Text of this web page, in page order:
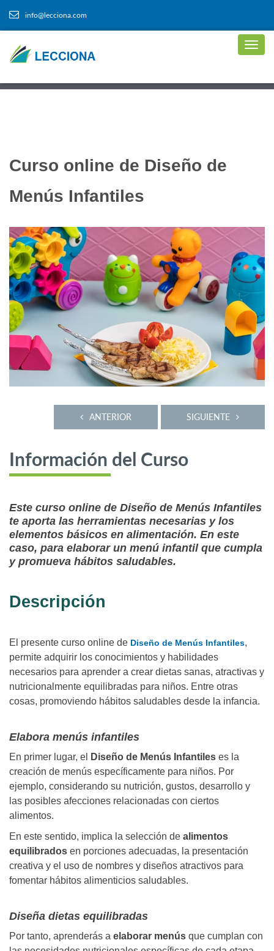
info@lecciona.com
Curso online de Diseño de
Menús Infantiles
SIGUIENTE
ANTERIOR
Información del Curso
Este curso online de Diseño de Menús Infantiles
te aporta las herramientas necesarias y los
elementos básicos en alimentación. En este
caso, para elaborar un menú infantil que cumpla
y promueva hábitos saludables.
Descripción
El presente curso online de Diseño de Menús Infantiles,
permite adquirir los conocimientos y habilidades
necesarios para aprender a crear dietas sanas, atractivas y
nutricionalmente equilibradas para niños. Entre otras
cosas, promoviendo hábitos saludables desde la infancia.
Elabora menús infantiles
En primer lugar, el Diseño de Menús Infantiles es la
creación de menús específicamente para niños. Por
ejemplo, considerando su nutrición, gustos, desarrollo y
las posibles afecciones relacionadas con ciertos
alimentos.
En este sentido, implica la selección de alimentos
equilibrados en porciones adecuadas, la presentación
creativa y el uso de nombres y diseños atractivos para
fomentar hábitos alimenticios saludables.
Diseña dietas equilibradas
Por tanto, aprenderás a elaborar menús que cumplan con